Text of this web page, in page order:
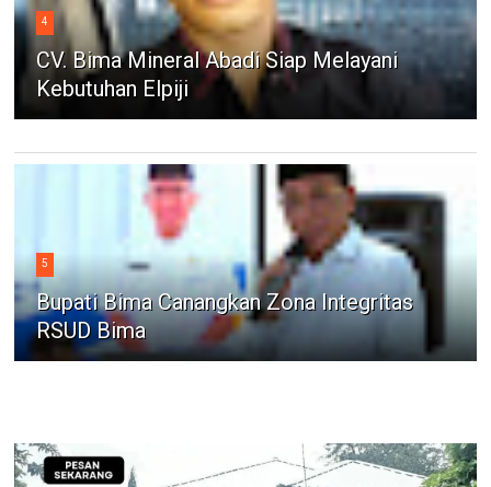
4
CV. Bima Mineral Abadi Siap Melayani
Kebutuhan Elpiji
5
Bupati Bima Canangkan Zona Integritas
RSUD Bima